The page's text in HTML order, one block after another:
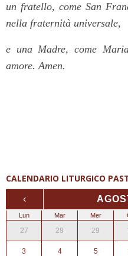
un fratello, come San
nella fraternità universale,
e una Madre, come
amore. Amen.
CALENDARIO LITURGICO
‹
Lun Mar Mer
27 28 29
3 4 5